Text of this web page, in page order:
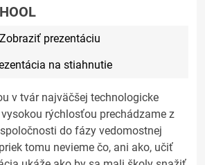
Zobraziť prezentáciu
na stiahnutie
v tvár najväčšej technologicke
rýchlosťou prechádzame z
do fázy vedomostnej
tomu nevieme čo, ani ako, učiť